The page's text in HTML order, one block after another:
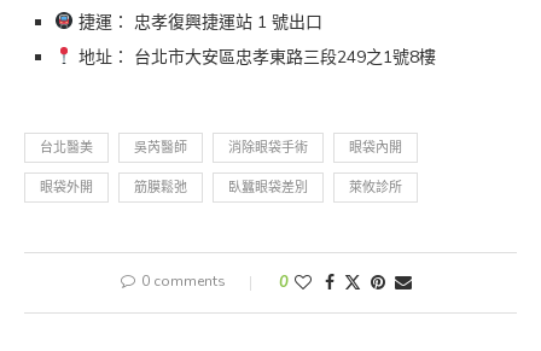
捷運： 忠孝復興捷運站 1 號出口
地址： 台北市大安區忠孝東路三段249之1號8樓
台北醫美 吳芮醫師 消除眼袋手術 眼袋內開
眼袋外開 筋膜鬆弛 臥蠶眼袋差別 萊攸診所
0 comments 0